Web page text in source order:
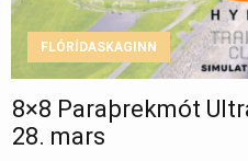
FLÓRÍDASKAGINN
8×8 Paraþrekmót
28. mars